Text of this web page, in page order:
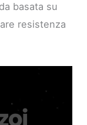
basata su
resistenza